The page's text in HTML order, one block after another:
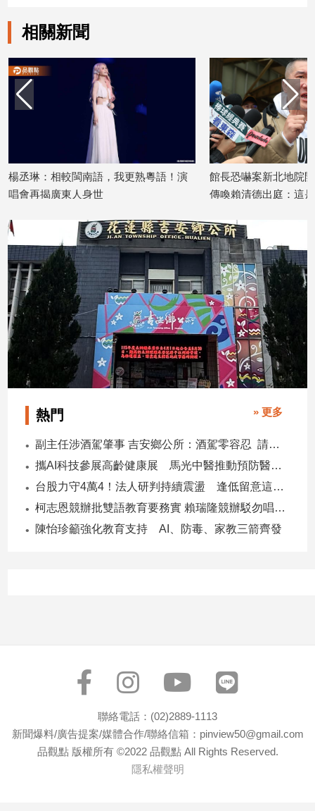
食
座/
命
理
消
康/
親
子/
藝
術
／
文
創
／
推
薦
遊
戲
運
Pet
體
相關新聞
楊丞琳：相較閩南語，我更熟粵語！演
唱會再揭廣東人身世
館長恐嚇案新北地院
傳喚賴清德出庭：這
熱門 » 更多
副主任涉酒駕肇事 吉安鄉公所：酒駕零容忍 請辭獲准
攜AI科技參展高齡健康展 馬光中醫推動預防醫學迎接長壽新經濟
台股力守4萬4！法人研判持續震盪 逢低留意這些族群
柯志恩競辦批雙語教育要務實 賴瑞隆競辦駁勿唱衰高雄
陳怡珍籲強化教育支持 AI、防毒、家教三箭齊發
聯絡電話：(02)2889-1113
新聞爆料/廣告提案/媒體合作/聯絡信箱：pinview50@gmail.com
品觀點 版權所有 ©2022 品觀點 All Rights Reserved.
隱私權聲明